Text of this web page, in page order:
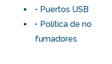
Puertos USB
Política de no
fumadores